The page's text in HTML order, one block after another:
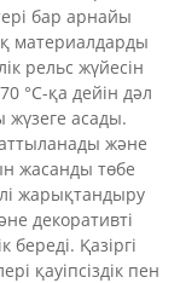
бар арнайы
материалдарды
рельс жүйесін
°C-қа дейін дәл
асады.
және
жасанды төбе
жарықтандыру
декоративті
береді. Қазіргі
қауіпсіздік пен